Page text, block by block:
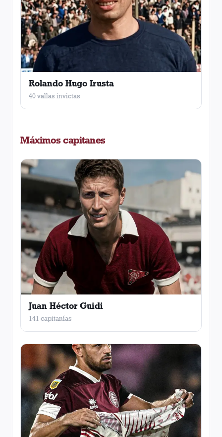
Rolando Hugo Irusta
40 vallas invictas
Máximos capitanes
Juan Héctor Guidi
141 capitanías